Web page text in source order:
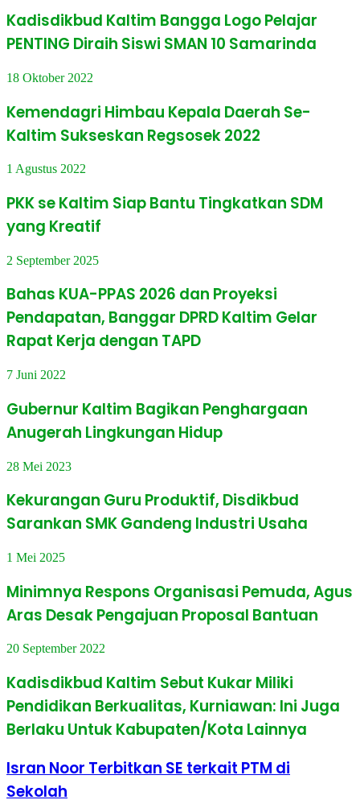
Kadisdikbud Kaltim Bangga Logo Pelajar
PENTING Diraih Siswi SMAN 10 Samarinda
18 Oktober 2022
Kemendagri Himbau Kepala Daerah Se-
Kaltim Sukseskan Regsosek 2022
1 Agustus 2022
PKK se Kaltim Siap Bantu Tingkatkan SDM
yang Kreatif
2 September 2025
Bahas KUA-PPAS 2026 dan Proyeksi
Pendapatan, Banggar DPRD Kaltim Gelar
Rapat Kerja dengan TAPD
7 Juni 2022
Gubernur Kaltim Bagikan Penghargaan
Anugerah Lingkungan Hidup
28 Mei 2023
Kekurangan Guru Produktif, Disdikbud
Sarankan SMK Gandeng Industri Usaha
1 Mei 2025
Minimnya Respons Organisasi Pemuda, Agus
Aras Desak Pengajuan Proposal Bantuan
20 September 2022
Kadisdikbud Kaltim Sebut Kukar Miliki
Pendidikan Berkualitas, Kurniawan: Ini Juga
Berlaku Untuk Kabupaten/Kota Lainnya
Isran Noor Terbitkan SE terkait PTM di
Sekolah